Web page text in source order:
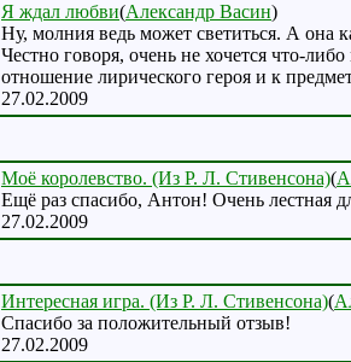
Я ждал любви(Александр Васин)
Ну, молния ведь может светиться. А она
Честно говоря, очень не хочется что-
отношение лирического героя и к
27.02.2009
Моё королевство. (Из Р. Л. Стивенсона)(
Ещё раз спасибо, Антон! Очень лестная
27.02.2009
Интересная игра. (Из Р. Л. Стивенсона)(
Спасибо за положительный отзыв!
27.02.2009